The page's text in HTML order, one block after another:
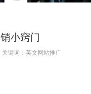
小窍门
关键词：英文网站推广